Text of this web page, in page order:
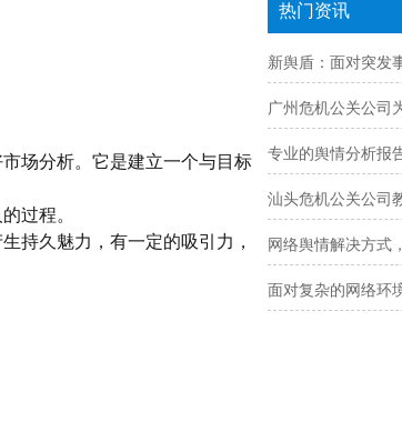
场分析。 它是建立一个与目标
过程。
持久魅力， 有一定的吸引力，
热门资讯
新舆盾：面对突发
广州危机公关公司
专业的舆情分析报
汕头危机公关公司
网络舆情解决方式
面对复杂的网络环